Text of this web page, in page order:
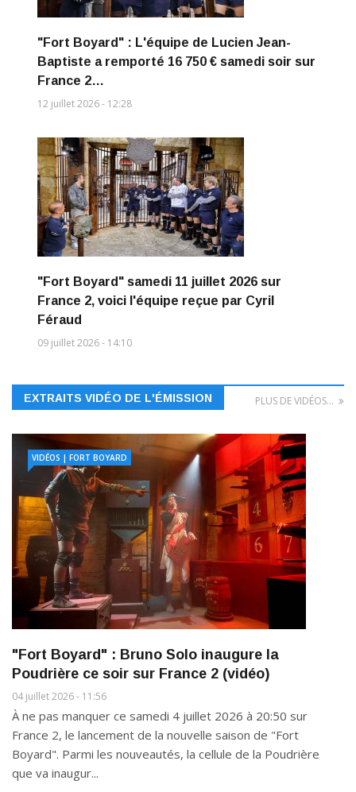
"Fort Boyard" : L'équipe de Lucien Jean-
Baptiste a remporté 16 750 € samedi soir sur
France 2…
12 juillet 2026 - 12:28
"Fort Boyard" samedi 11 juillet 2026 sur
France 2, voici l'équipe reçue par Cyril
Féraud
09 juillet 2026 - 14:10
EXTRAITS VIDÉO DE L'ÉMISSION
"Fort Boyard" : Bruno Solo inaugure la
Poudrière ce soir sur France 2 (vidéo)
04 juillet 2026 - 11:56
VIDÉOS | FORT BOYARD
À ne pas manquer ce samedi 4 juillet 2026 à 20:50 sur
France 2, le lancement de la nouvelle saison de "Fort
Boyard". Parmi les nouveautés, la cellule de la Poudrière
que va inaugur...
PLUS DE VIDÉOS...